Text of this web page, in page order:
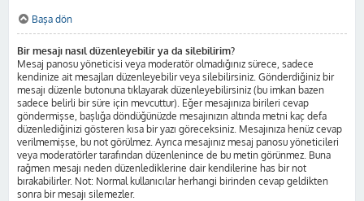
Başa dön
Bir mesajı nasıl düzenleyebilir ya da silebilirim?
Mesaj panosu yöneticisi veya moderatör olmadığınız sürece, sadece
kendinize ait mesajları düzenleyebilir veya silebilirsiniz. Gönderdiğiniz bir
mesajı düzenle butonuna tıklayarak düzenleyebilirsiniz (bu imkan bazen
sadece belirli bir süre için mevcuttur). Eğer mesajınıza birileri cevap
göndermişse, başlığa döndüğünüzde mesajınızın altında metni kaç defa
düzenlediğinizi gösteren kısa bir yazı göreceksiniz. Mesajınıza henüz cevap
verilmemişse, bu not görülmez. Ayrıca mesajınız mesaj panosu yöneticileri
veya moderatörler tarafından düzenlenince de bu metin görünmez. Buna
rağmen mesajı neden düzenlediklerine dair kendilerine has bir not
bırakabilirler. Not: Normal kullanıcılar herhangi birinden cevap geldikten
sonra bir mesajı silemezler.